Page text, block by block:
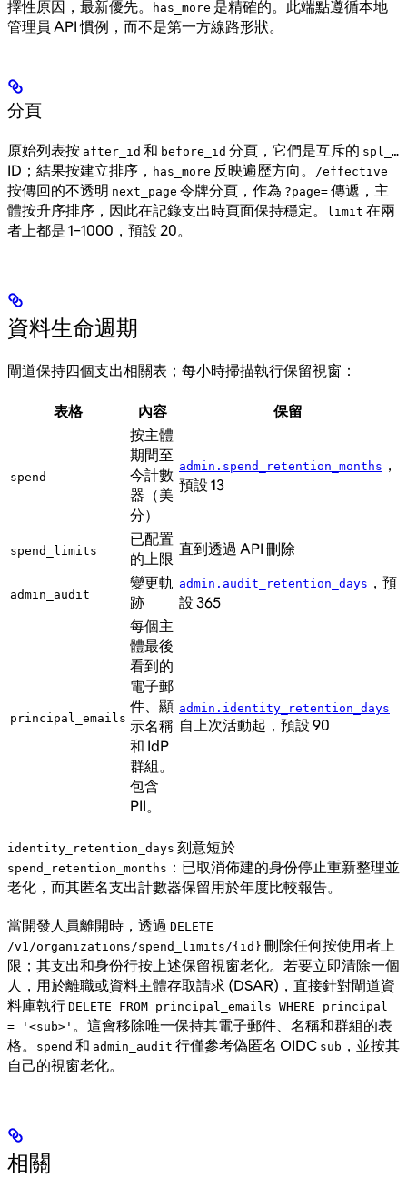
擇性原因，最新優先。
has_more 是精確的。此端點遵循本地
管理員 API 慣例，而不是第一方線路形狀。
分頁
原始列表按 after_id 和 before_id 分頁，它們是互斥的 spl_…
ID；結果按建立排序， has_more 反映遍歷方向。 /effective
按傳回的不透明 next_page 令牌分頁，作為 ?page= 傳遞，主
體按升序排序，因此在記錄支出時頁面保持穩定。
limit 在兩
者上都是 1–1000，預設 20。
資料生命週期
閘道保持四個支出相關表；每小時掃描執行保留視窗：
表格 內容 保留
spend
按主體
期間至
今計數
器（美
分）
admin.spend_retention_months ，
預設 13
spend_limits
已配置
的上限
直到透過 API 刪除
admin_audit
變更軌
跡
admin.audit_retention_days ，預
設 365
principal_emails
每個主
體最後
看到的
電子郵
件、顯
示名稱
和 IdP
群組。
包含
PII。
admin.identity_retention_days
自上次活動起，預設 90
identity_retention_days 刻意短於
spend_retention_months ：已取消佈建的身份停止重新整理並
老化，而其匿名支出計數器保留用於年度比較報告。
當開發人員離開時，透過 DELETE
/v1/organizations/spend_limits/{id} 刪除任何按使用者上
限；其支出和身份行按上述保留視窗老化。若要立即清除一個
人，用於離職或資料主體存取請求 (DSAR)，直接針對閘道資
料庫執行 DELETE FROM principal_emails WHERE principal
= '<sub>' 。這會移除唯一保持其電子郵件、名稱和群組的表
格。
spend 和 admin_audit 行僅參考偽匿名 OIDC sub ，並按其
自己的視窗老化。
相關